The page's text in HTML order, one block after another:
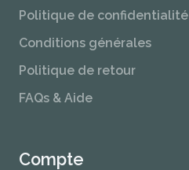
Politique de confidentialité
Conditions générales
Politique de retour
FAQs & Aide
Compte